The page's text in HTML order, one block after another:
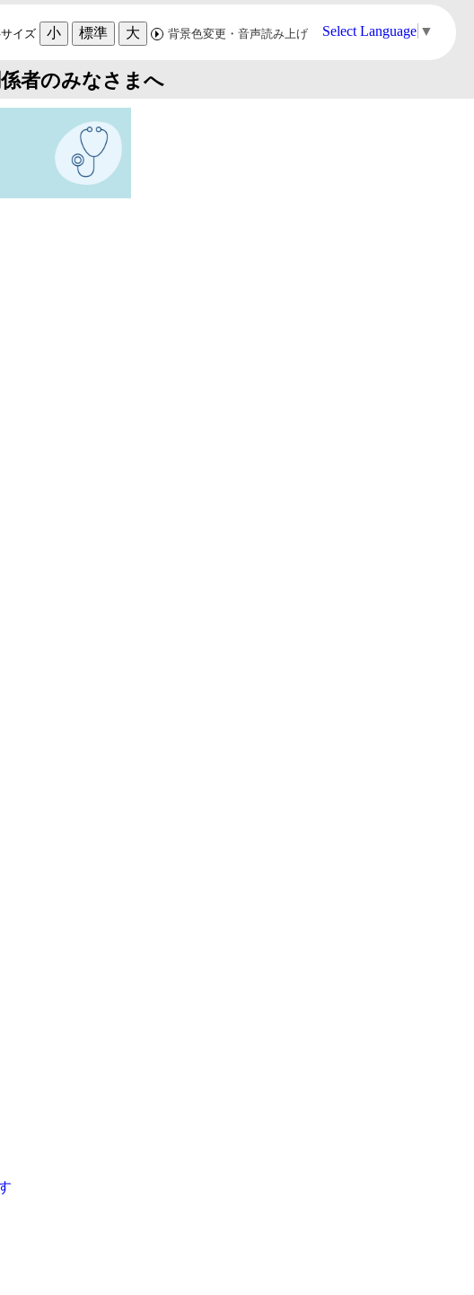
イズ 小 標準 大 背景色変更・音声読み上げ Select Language ▼
者のみなさまへ